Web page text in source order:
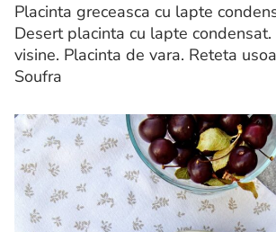
Placinta greceasca cu lapte
Desert placinta cu lapte condensat.
visine. Placinta de vara. Reteta
Soufra